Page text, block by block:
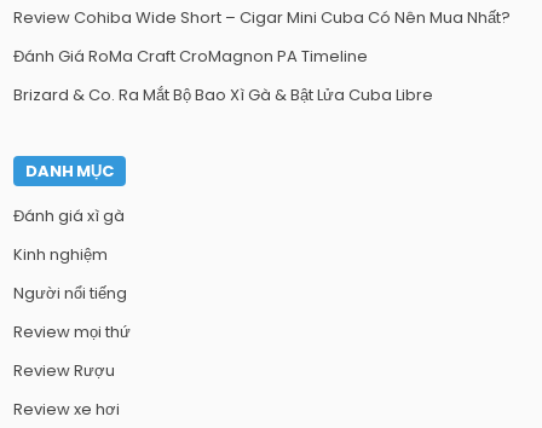
Review Cohiba Wide Short – Cigar Mini Cuba Có Nên Mua Nhất?
Đánh Giá RoMa Craft CroMagnon PA Timeline
Brizard & Co. Ra Mắt Bộ Bao Xì Gà & Bật Lửa Cuba Libre
DANH MỤC
Đánh giá xì gà
Kinh nghiệm
Người nổi tiếng
Review mọi thứ
Review Rượu
Review xe hơi